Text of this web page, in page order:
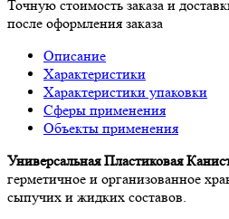
Точную стоимость заказа и
после оформления заказа
Описание
Характеристики
Характеристики упаковки
Сферы применения
Объекты применения
Универсальная Пластиковая
герметичное и организованное
сыпучих и жидких составов.